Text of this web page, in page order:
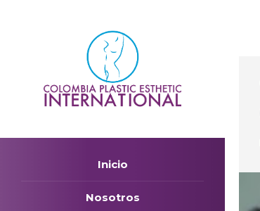
Inicio
Nosotros